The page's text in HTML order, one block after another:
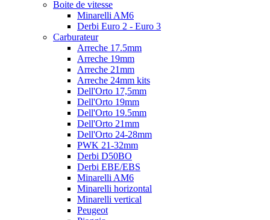
Boite de vitesse
Minarelli AM6
Derbi Euro 2 - Euro 3
Carburateur
Arreche 17.5mm
Arreche 19mm
Arreche 21mm
Arreche 24mm kits
Dell'Orto 17,5mm
Dell'Orto 19mm
Dell'Orto 19.5mm
Dell'Orto 21mm
Dell'Orto 24-28mm
PWK 21-32mm
Derbi D50BO
Derbi EBE/EBS
Minarelli AM6
Minarelli horizontal
Minarelli vertical
Peugeot